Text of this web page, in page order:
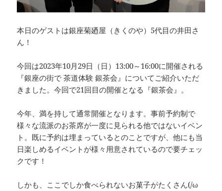
本日のゲストは銀座菊廼屋（きくのや）5代目の井田さ
ん！
今回は2023年10月29日（日）13:00～16:00に開催される
『銀座の街で 茶道体験 銀茶会』についてご紹介いただ
きました。今回で21回目の開催となる『銀茶会』。
今年、満を持して通常開催となります。事前予約制で
様々な流派のお茶席が一度に見られる他ではないイベン
ト。既に予約は埋まっているとのことですが、他にも当
日楽しめるイベントが様々用意されているので要チェッ
クです！
しかも、ここでしか食べられないお菓子がたくさん(/ω